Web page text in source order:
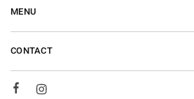
MENU
CONTACT